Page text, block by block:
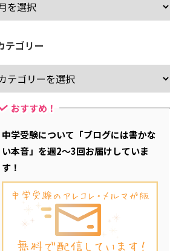
テゴリー
おすすめ！
中学受験について「ブログには書かな
い本音」を週2～3回お届けしていま
す！